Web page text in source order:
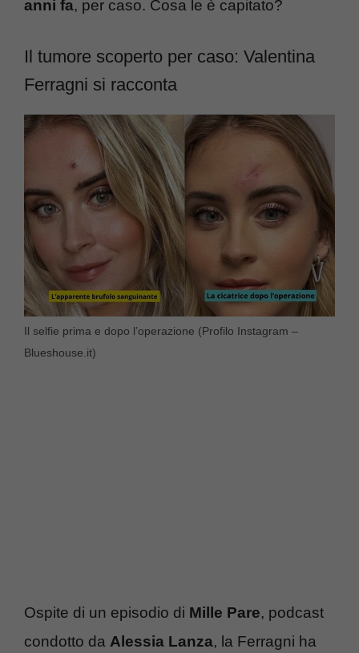
anni fa, per caso. Cosa le è capitato?
Il tumore scoperto per caso: Valentina
Ferragni si racconta
Il selfie prima e dopo l’operazione (Profilo Instagram –
Blueshouse.it)
Ospite di un episodio di Mille Pare, podcast
condotto da Alessia Lanza, la Ferragni ha